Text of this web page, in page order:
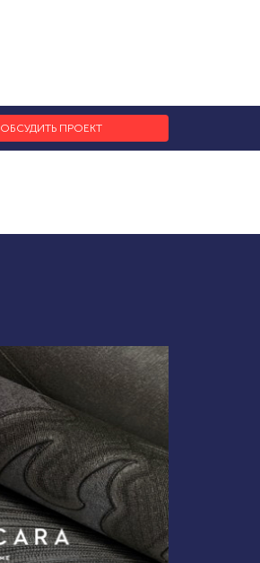
ОБСУДИТЬ ПРОЕКТ